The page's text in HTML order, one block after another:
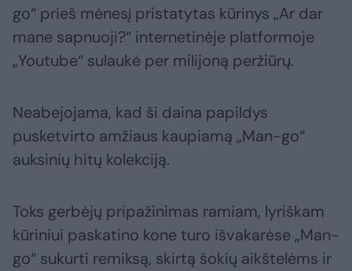
go“ prieš mėnesį pristatytas kūrinys „Ar dar
mane sapnuoji?“ internetinėje platformoje
„Youtube“ sulaukė per milijoną peržiūrų.
Neabejojama, kad ši daina papildys
pusketvirto amžiaus kaupiamą „Man-go“
auksinių hitų kolekciją.
Toks gerbėjų pripažinimas ramiam, lyriškam
kūriniui paskatino kone turo išvakarėse „Man-
go“ sukurti remiksą, skirtą šokių aikštelėms ir